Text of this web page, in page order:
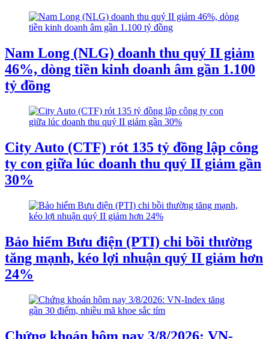
Nam Long (NLG) doanh thu quý II giảm
46%, dòng tiền kinh doanh âm gần 1.100
tỷ đồng
City Auto (CTF) rót 135 tỷ đồng lập công
ty con giữa lúc doanh thu quý II giảm gần
30%
Bảo hiểm Bưu điện (PTI) chi bồi thường
tăng mạnh, kéo lợi nhuận quý II giảm hơn
24%
Chứng khoán hôm nay 3/8/2026: VN-